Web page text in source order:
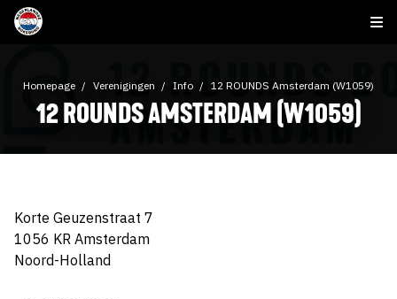
Homepage Verenigingen Info 12 ROUNDS Amsterdam (W1059)
12 ROUNDS AMSTERDAM (W1059)
Korte Geuzenstraat 7
1056 KR Amsterdam
Noord-Holland